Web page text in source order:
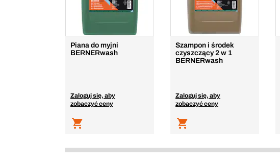
Piana do myjni
BERNERwash
Zaloguj się, aby
zobaczyć ceny
Szampon i środek
czyszczący 2 w 1
BERNERwash
Zaloguj się, aby
zobaczyć ceny